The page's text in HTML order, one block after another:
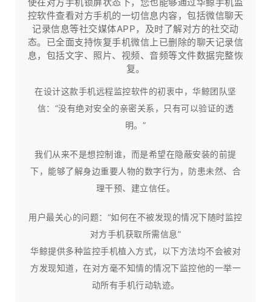
控软件查看对方手机的一切信息内容，包括微信聊天
记录信息等社交媒体APP，及时了解对方的社交动
态。已全面支持恢复手机微信上已删除的聊天记录信
息，包括文字、照片、视频、音频等文件数据完整恢
复。
在设计这款手机远程监控软件的初衷中，华鲸团队坚
信：“没有绝对安全的亲密关系，只有可以验证的透
明。”
我们从来不是想控制谁，而是希望在隐蔽安装的前提
下，能够了解身边重要人物的数字行为，防患未然、合
理干预、建立信任。​
用户最关心的问题：“如何在不被发现的情况下随时监控
对方手机获取所需信息”
华鲸提供多种监控手机植入方式，以下方法均不会被对
方发现知道，在对方毫不知情的情况下监控他的一举一
动所有手机行动轨迹。